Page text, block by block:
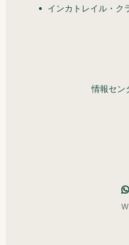
インカトレイル・ク
情報セン